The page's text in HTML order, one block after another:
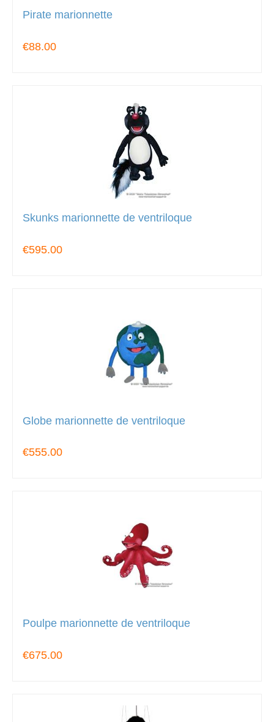
Pirate marionnette
€88.00
Skunks marionnette de ventriloque
€595.00
Globe marionnette de ventriloque
€555.00
Poulpe marionnette de ventriloque
€675.00